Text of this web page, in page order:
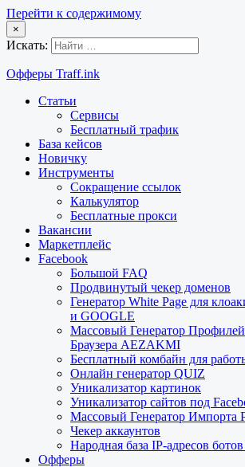
Перейти к содержимому
×
Искать:
Офферы Traff.ink
Статьи
Сервисы
Бесплатный трафик
База кейсов
Новичку
Инструменты
Сокращение ссылок
Калькулятор
Бесплатные прокси
Вакансии
Маркетплейс
Facebook
Большой FAQ
Продвинутый чекер доменов
Генератор White Page для
и GOOGLE
Массовый Генератор
Браузера AEZAKMI
Бесплатный комбайн для
Онлайн генератор QUIZ
Уникализатор картинок
Уникализатор сайтов под
Массовый Генератор Импорта
Чекер аккаунтов
Народная база IP-адресов
Офферы